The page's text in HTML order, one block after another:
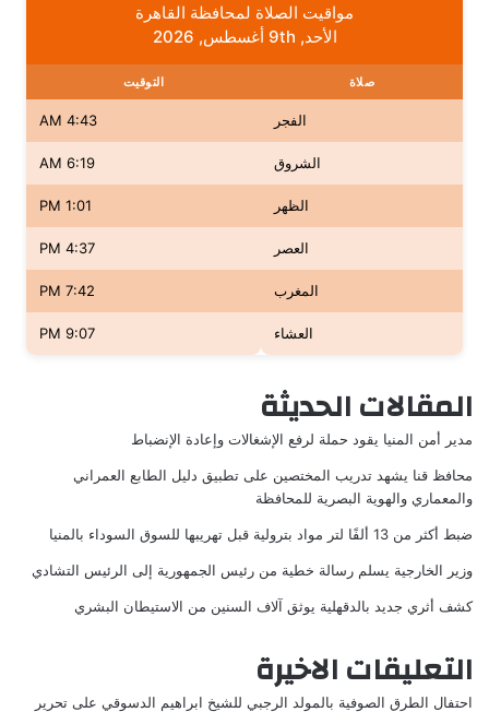
مواقيت الصلاة لمحافظة القاهرة
الأحد, 9th أغسطس, 2026
صلاة التوقيت
الفجر 4:43 AM
الشروق 6:19 AM
الظهر 1:01 PM
العصر 4:37 PM
المغرب 7:42 PM
العشاء 9:07 PM
المقالات الحديثة
مدير أمن المنيا يقود حملة لرفع الإشغالات وإعادة الإنضباط
محافظ قنا يشهد تدريب المختصين على تطبيق دليل الطابع العمراني
والمعماري والهوية البصرية للمحافظة
ضبط أكثر من 13 ألفًا لتر مواد بترولية قبل تهريبها للسوق السوداء بالمنيا
وزير الخارجية يسلم رسالة خطية من رئيس الجمهورية إلى الرئيس التشادي
كشف أثري جديد بالدقهلية يوثق آلاف السنين من الاستيطان البشري
التعليقات الاخيرة
احتفال الطرق الصوفية بالمولد الرجبي للشيخ ابراهيم الدسوقي على تحرير